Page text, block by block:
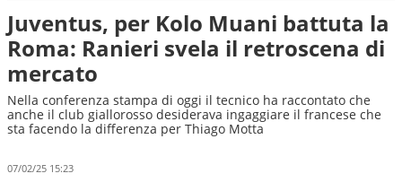
Juventus, per Kolo Muani battuta la
Roma: Ranieri svela il retroscena di
mercato
Nella conferenza stampa di oggi il tecnico ha raccontato che
anche il club giallorosso desiderava ingaggiare il francese che
sta facendo la differenza per Thiago Motta
07/02/25 15:23